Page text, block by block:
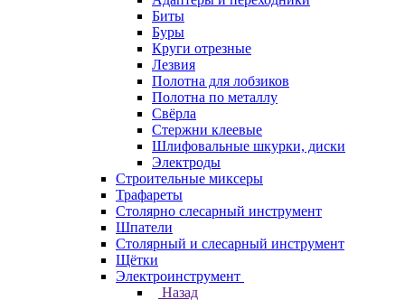
Биты
Буры
Круги отрезные
Лезвия
Полотна для лобзиков
Полотна по металлу
Свёрла
Стержни клеевые
Шлифовальные шкурки, диски
Электроды
Строительные миксеры
Трафареты
Столярно слесарный инструмент
Шпатели
Столярный и слесарный инструмент
Щётки
Электроинструмент
Назад